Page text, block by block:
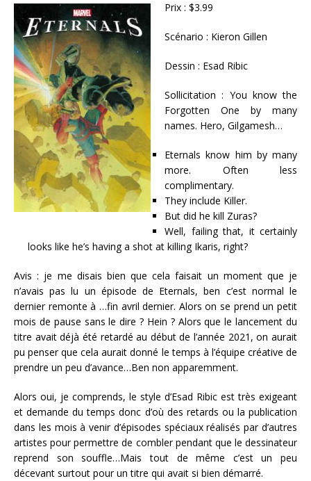
Prix : $3.99
Scénario : Kieron Gillen
Dessin : Esad Ribic
Sollicitation : You know the
Forgotten One by many
names. Hero, Gilgamesh…
Eternals know him by many
more. Often less
complimentary.
They include Killer.
But did he kill Zuras?
Well, failing that, it certainly
looks like he’s having a shot at killing Ikaris, right?
Avis : je me disais bien que cela faisait un moment que je
n’avais pas lu un épisode de Eternals, ben c’est normal le
dernier remonte à …fin avril dernier. Alors on se prend un petit
mois de pause sans le dire ? Hein ? Alors que le lancement du
titre avait déjà été retardé au début de l’année 2021, on aurait
pu penser que cela aurait donné le temps à l’équipe créative de
prendre un peu d’avance…Ben non apparemment.
Alors oui, je comprends, le style d’Esad Ribic est très exigeant
et demande du temps donc d’où des retards ou la publication
dans les mois à venir d’épisodes spéciaux réalisés par d’autres
artistes pour permettre de combler pendant que le dessinateur
reprend son souffle…Mais tout de même c’est un peu
décevant surtout pour un titre qui avait si bien démarré.